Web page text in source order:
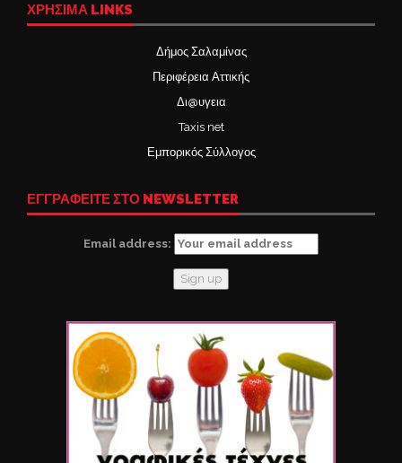
ΧΡΉΣΙΜΑ LINKS
Δήμος Σαλαμίνας
Περιφέρεια Αττικής
Δι@υγεια
Taxis net
Εμπορικός Σύλλογος
ΕΓΓΡΑΦΕΙΤΕ ΣΤΟ NEWSLETTER
Email address: